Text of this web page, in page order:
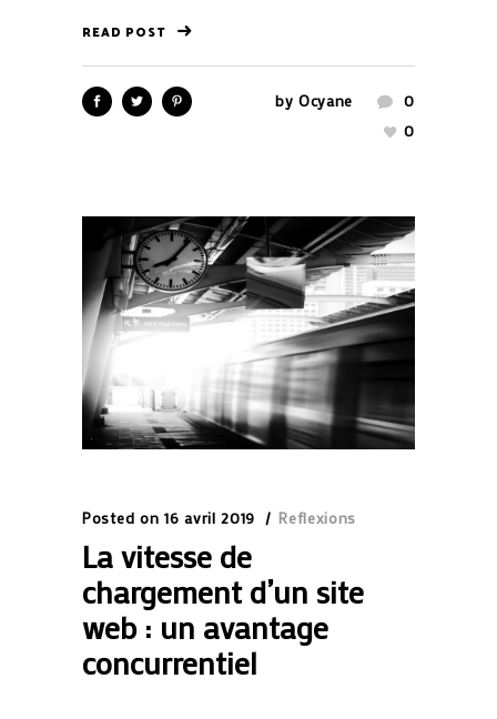
READ POST
by Ocyane
0
0
Posted on 16 avril 2019 Reflexions
La vitesse de
chargement d’un site
web : un avantage
concurrentiel